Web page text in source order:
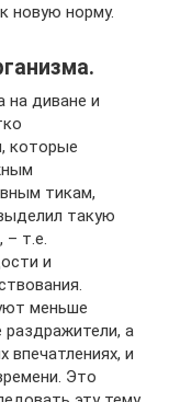
новую норму.
диване и
которые
тикам,
такую
т.е.
и
меньше
а
впечатлениях, и
Это